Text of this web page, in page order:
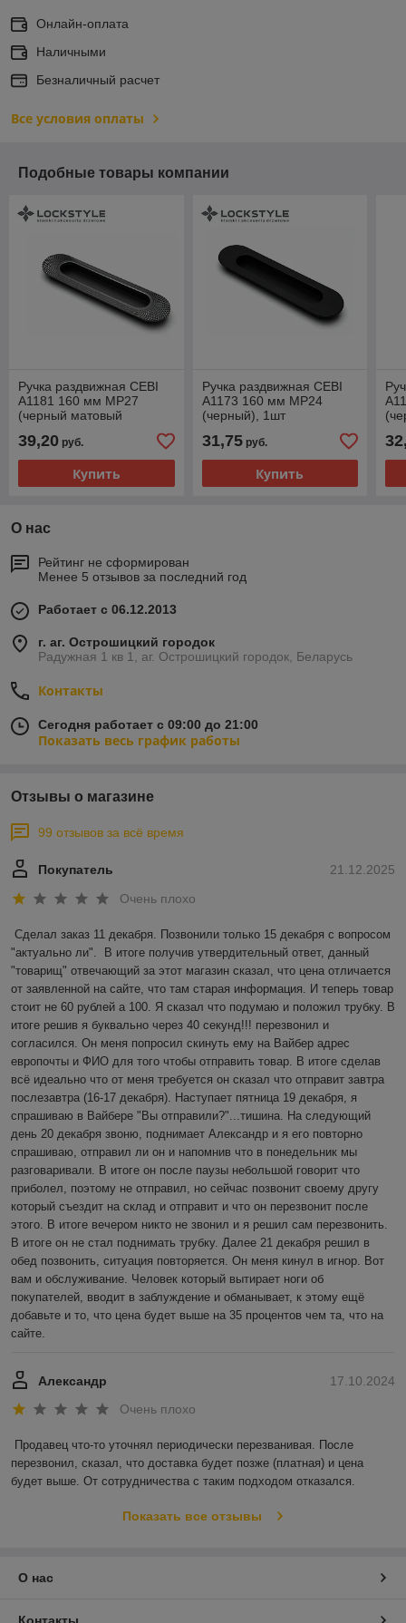
Онлайн-оплата
Наличными
Безналичный расчет
Все условия оплаты
Подобные товары компании
Ручка раздвижная CEBI
A1181 160 мм MP27
(черный матовый
39,20 руб.
Купить
Ручка раздвижная CEBI
A1173 160 мм MP24
(черный), 1шт
31,75руб.
Купить
О нас
Рейтинг не сформирован
Менее 5 отзывов за последний год
Работает с 06.12.2013
г. аг. Острошицкий городок
Радужная 1 кв 1, аг. Острошицкий городок, Беларусь
Контакты
Сегодня работает с 09:00 до 21:00
Показать весь график работы
Отзывы о магазине
99 отзывов за всё время
21.12.2025
Покупатель
Очень плохо
Сделал заказ 11 декабря. Позвонили только 15 декабря с вопросом
"актуально ли".  В итоге получив утвердительный ответ, данный
"товарищ" отвечающий за этот магазин сказал, что цена отличается
от заявленной на сайте, что там старая информация. И теперь товар
стоит не 60 рублей а 100. Я сказал что подумаю и положил трубку. В
итоге решив я буквально через 40 секунд!!! перезвонил и
согласился. Он меня попросил скинуть ему на Вайбер адрес
европочты и ФИО для того чтобы отправить товар. В итоге сделав
всё идеально что от меня требуется он сказал что отправит завтра
послезавтра (16-17 декабря). Наступает пятница 19 декабря, я
спрашиваю в Вайбере "Вы отправили?"...тишина. На следующий
день 20 декабря звоню, поднимает Александр и я его повторно
спрашиваю, отправил ли он и напомнив что в понедельник мы
разговаривали. В итоге он после паузы небольшой говорит что
приболел, поэтому не отправил, но сейчас позвонит своему другу
который съездит на склад и отправит и что он перезвонит после
этого. В итоге вечером никто не звонил и я решил сам перезвонить.
В итоге он не стал поднимать трубку. Далее 21 декабря решил в
обед позвонить, ситуация повторяется. Он меня кинул в игнор. Вот
вам и обслуживание. Человек который вытирает ноги об
покупателей, вводит в заблуждение и обманывает, к этому ещё
добавьте и то, что цена будет выше на 35 процентов чем та, что на
сайте.
17.10.2024
Александр
Очень плохо
Продавец что-то уточнял периодически перезванивая. После
перезвонил, сказал, что доставка будет позже (платная) и цена
будет выше. От сотрудничества с таким подходом отказался.
Показать все отзывы
О нас